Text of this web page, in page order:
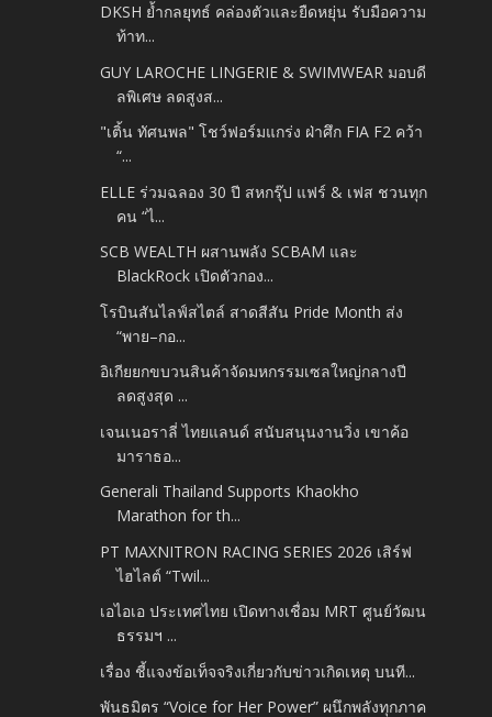
DKSH ย้ำกลยุทธ์ คล่องตัวและยืดหยุ่น รับมือความ
ท้าท...
GUY LAROCHE LINGERIE & SWIMWEAR มอบดี
ลพิเศษ ลดสูงส...
"เติ้น ทัศนพล" โชว์ฟอร์มแกร่ง ฝ่าศึก FIA F2 คว้า
“...
ELLE ร่วมฉลอง 30 ปี สหกรุ๊ป แฟร์ & เฟส ชวนทุก
คน “ไ...
SCB WEALTH ผสานพลัง SCBAM และ
BlackRock เปิดตัวกอง...
โรบินสันไลฟ์สไตล์ สาดสีสัน Pride Month ส่ง
“พาย–กอ...
อิเกียยกขบวนสินค้าจัดมหกรรมเซลใหญ่กลางปี
ลดสูงสุด ...
เจนเนอราลี่ ไทยแลนด์ สนับสนุนงานวิ่ง เขาค้อ
มาราธอ...
Generali Thailand Supports Khaokho
Marathon for th...
PT MAXNITRON RACING SERIES 2026 เสิร์ฟ
ไฮไลต์ “Twil...
เอไอเอ ประเทศไทย เปิดทางเชื่อม MRT ศูนย์วัฒน
ธรรมฯ ...
เรื่อง ชี้แจงข้อเท็จจริงเกี่ยวกับข่าวเกิดเหตุ บนที...
พันธมิตร “Voice for Her Power” ผนึกพลังทุกภาค